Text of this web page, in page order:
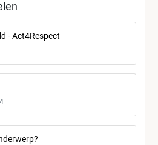
- Act4Respect